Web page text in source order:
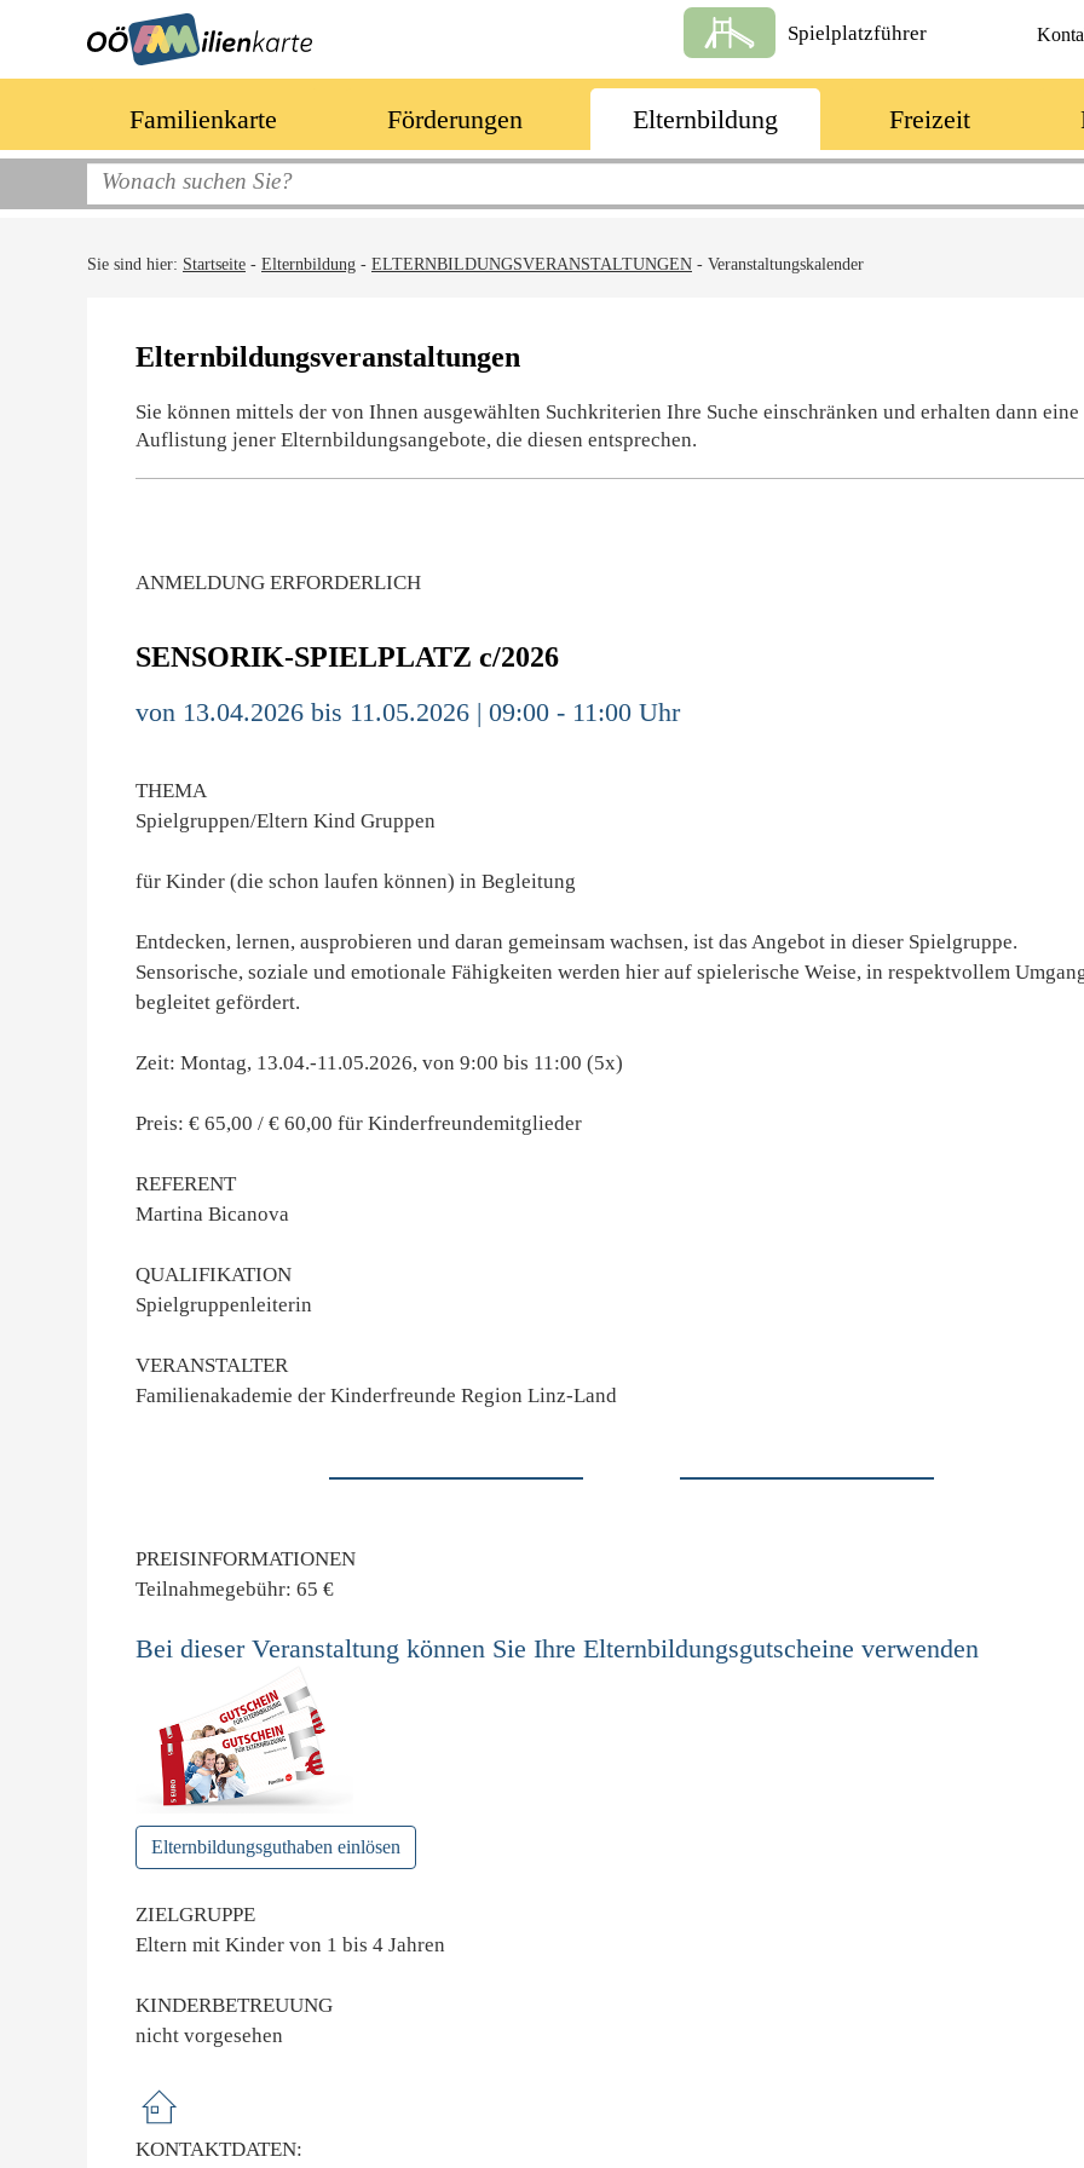
Spielplatzführer
Familienkarte Förderungen Elternbildung Freizeit
Sie sind hier: Startseite - Elternbildung - ELTERNBILDUNGSVERANSTALTUNGEN - Veranstaltungskalender
Elternbildungsveranstaltungen
Sie können mittels der von Ihnen ausgewählten Suchkriterien Ihre Suche einschränken und erhalten dann eine
Auflistung jener Elternbildungsangebote, die diesen entsprechen.
ANMELDUNG ERFORDERLICH
SENSORIK-SPIELPLATZ c/2026
von 13.04.2026 bis 11.05.2026 | 09:00 - 11:00 Uhr
THEMA
Spielgruppen/Eltern Kind Gruppen
für Kinder (die schon laufen können) in Begleitung
Entdecken, lernen, ausprobieren und daran gemeinsam wachsen, ist das Angebot in dieser Spielgruppe.
Sensorische, soziale und emotionale Fähigkeiten werden hier auf spielerische Weise, in respektvollem
begleitet gefördert.
Zeit: Montag, 13.04.-11.05.2026, von 9:00 bis 11:00 (5x)
Preis: € 65,00 / € 60,00 für Kinderfreundemitglieder
REFERENT
Martina Bicanova
QUALIFIKATION
Spielgruppenleiterin
VERANSTALTER
Familienakademie der Kinderfreunde Region Linz-Land
PREISINFORMATIONEN
Teilnahmegebühr: 65 €
Bei dieser Veranstaltung können Sie Ihre Elternbildungsgutscheine verwenden
Elternbildungsguthaben einlösen
ZIELGRUPPE
Eltern mit Kinder von 1 bis 4 Jahren
KINDERBETREUUNG
nicht vorgesehen
KONTAKTDATEN: